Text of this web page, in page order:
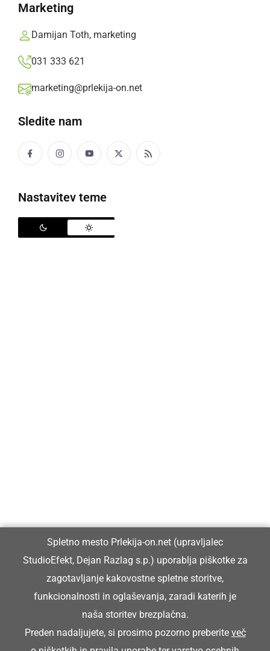
Marketing
Damijan Toth, marketing
031 333 621
marketing@prlekija-on.net
Sledite nam
Nastavitev teme
Kultura
Politika
Narava
Glavni in odgovorni urednik:
Dejan Razlag
info@prlekija-on.net
Spletno mesto Prlekija-on.net (upravljalec
StudioEfekt, Dejan Razlag s.p.) uporablja piškotke za
zagotavljanje kakovostne spletne storitve,
funkcionalnosti in oglaševanja, zaradi katerih je
naša storitev brezplačna.
Preden nadaljujete, si prosimo pozorno preberite več